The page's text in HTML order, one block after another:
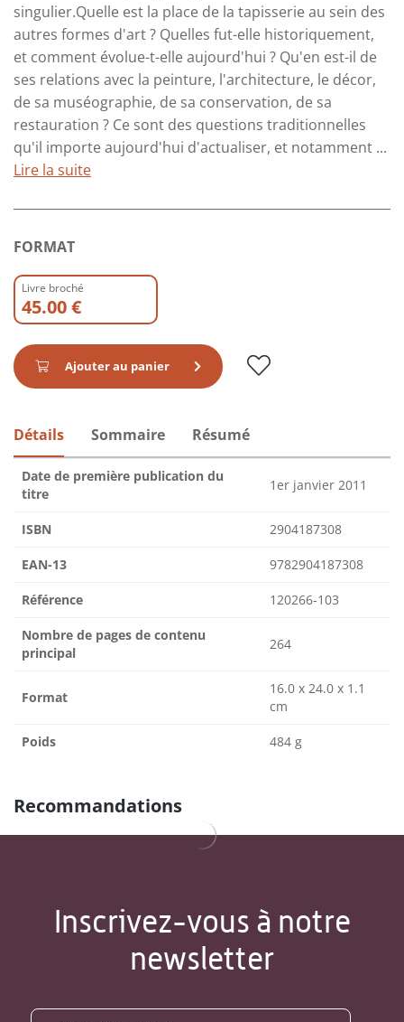
singulier.Quelle est la place de la tapisserie au sein des
autres formes d'art ? Quelles fut-elle historiquement,
et comment évolue-t-elle aujourd'hui ? Qu'en est-il de
ses relations avec la peinture, l'architecture, le décor,
de sa muséographie, de sa conservation, de sa
restauration ? Ce sont des questions traditionnelles
qu'il importe aujourd'hui d'actualiser, et notamment ...
Lire la suite
FORMAT
Livre broché
45.00 €
Ajouter au panier
Détails Sommaire Résumé
Date de première publication du
titre
1er janvier 2011
ISBN 2904187308
EAN-13 9782904187308
Référence 120266-103
Nombre de pages de contenu
principal
264
Format
16.0 x 24.0 x 1.1
cm
Poids 484 g
Recommandations
Inscrivez-vous à notre
newsletter